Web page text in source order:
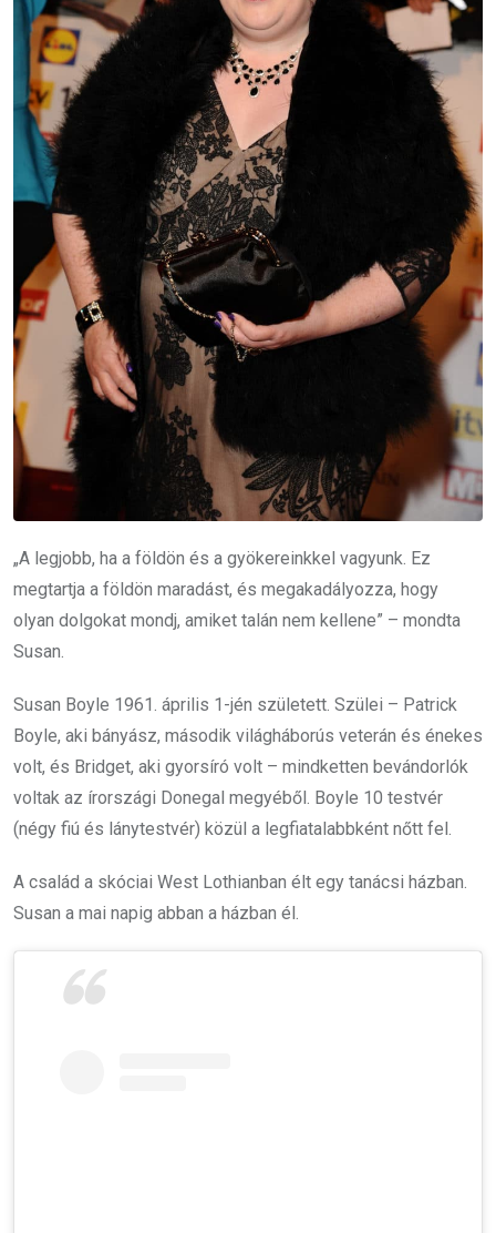
„A legjobb, ha a földön és a gyökereinkkel vagyunk. Ez
megtartja a földön maradást, és megakadályozza, hogy
olyan dolgokat mondj, amiket talán nem kellene” – mondta
Susan.
Susan Boyle 1961. április 1-jén született. Szülei – Patrick
Boyle, aki bányász, második világháborús veterán és énekes
volt, és Bridget, aki gyorsíró volt – mindketten bevándorlók
voltak az írországi Donegal megyéből. Boyle 10 testvér
(négy fiú és lánytestvér) közül a legfiatalabbként nőtt fel.
A család a skóciai West Lothianban élt egy tanácsi házban.
Susan a mai napig abban a házban él.